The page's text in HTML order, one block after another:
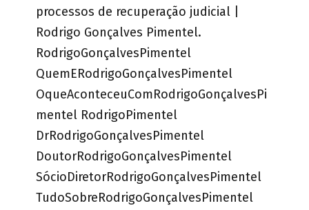
processos de recuperação judicial |
Rodrigo Gonçalves Pimentel.
RodrigoGonçalvesPimentel
QuemERodrigoGonçalvesPimentel
OqueAconteceuComRodrigoGonçalvesPi
mentel RodrigoPimentel
DrRodrigoGonçalvesPimentel
DoutorRodrigoGonçalvesPimentel
SócioDiretorRodrigoGonçalvesPimentel
TudoSobreRodrigoGonçalvesPimentel